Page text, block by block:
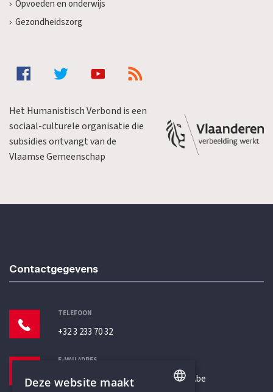
Opvoeden en onderwijs
Gezondheidszorg
Het Humanistisch Verbond is een
sociaal-culturele organisatie die
subsidies ontvangt van de
Vlaamse Gemeenschap
Contactgegevens
TELEFOON
+32 3 233 70 32
E-MAILADRES
secretariaat@humanistischverbond.be
Deze website maakt